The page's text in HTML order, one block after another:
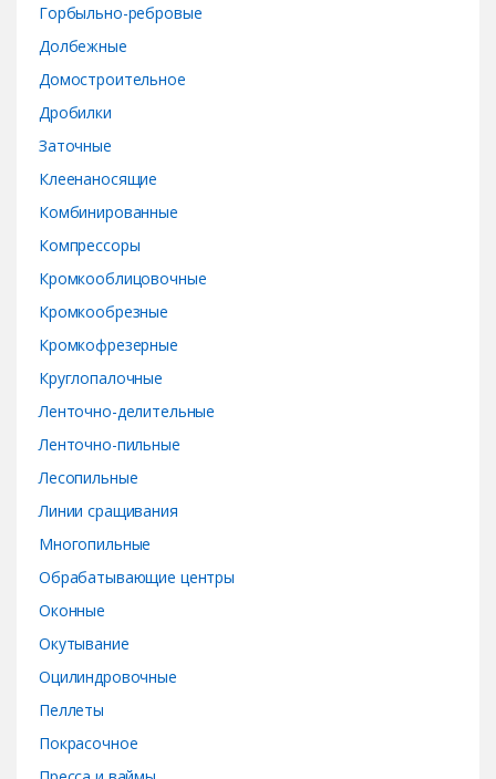
Горбыльно-ребровые
Долбежные
Домостроительное
Дробилки
Заточные
Клеенаносящие
Комбинированные
Компрессоры
Кромкооблицовочные
Кромкообрезные
Кромкофрезерные
Круглопалочные
Ленточно-делительные
Ленточно-пильные
Лесопильные
Линии сращивания
Многопильные
Обрабатывающие центры
Оконные
Окутывание
Оцилиндровочные
Пеллеты
Покрасочное